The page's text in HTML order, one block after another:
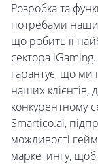
Розробка та
потребами
що робить її
сектора
гарантує, що ми
наших клієнтів,
конкурентному
Smartico.ai,
можливості
маркетингу, щоб